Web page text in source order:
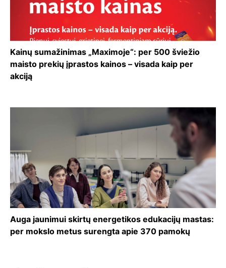
Kainų sumažinimas „Maximoje“: per 500 šviežio
maisto prekių įprastos kainos – visada kaip per
akciją
Auga jaunimui skirtų energetikos edukacijų mastas:
per mokslo metus surengta apie 370 pamokų